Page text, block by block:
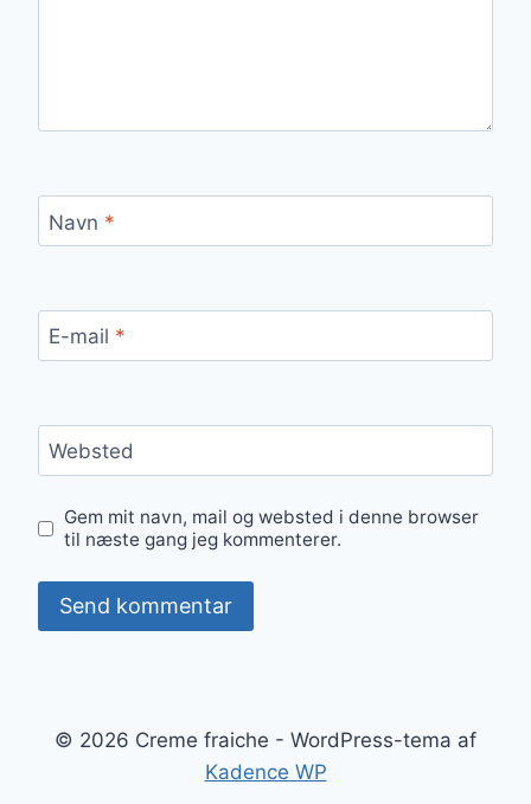
Navn *
E-mail *
Websted
Gem mit navn, mail og websted i denne browser
til næste gang jeg kommenterer.
© 2026 Creme fraiche - WordPress-tema af
Kadence WP